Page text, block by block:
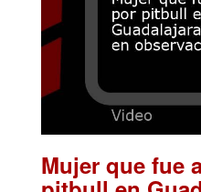
Mujer que fue